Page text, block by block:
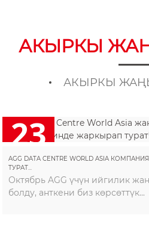
АКЫРКЫ
АКЫРКЫ
23
2025/10
AGG DATA CENTRE WORLD ASIA
ТУРАТ...
Октябрь AGG үчүн ийгилик
болду, анткени биз көрсөттүк...